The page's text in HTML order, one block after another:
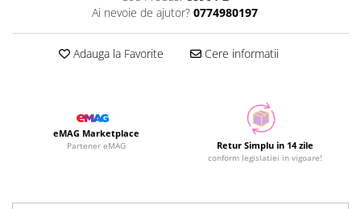
Ai nevoie de ajutor? 0774980197
Adauga la Favorite Cere informatii
eMAG Marketplace
Partener eMAG Retur Simplu in 14 zile
conform legislatiei in vigoare!